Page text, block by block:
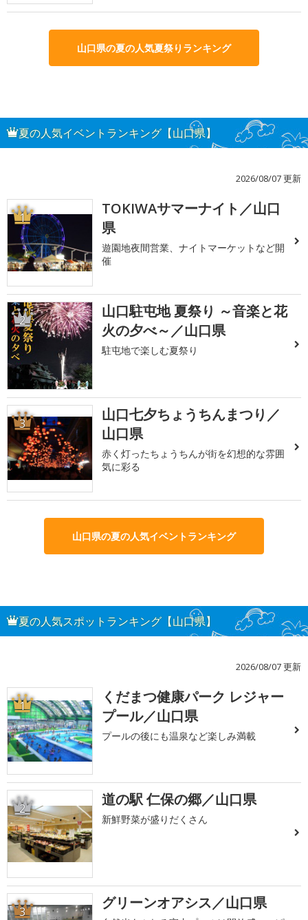
山口県の夏の人気夏祭りランキング
夏の人気イベントランキング【山口県】
2026/08/07 更新
1
TOKIWAサマーナイト／山口
県
遊園地夜間営業、ナイトマーケットなど開
催
2
山口駐屯地 夏祭り ～音楽と花
火の夕べ～／山口県
駐屯地で楽しむ夏祭り
3
山口七夕ちょうちんまつり／
山口県
赤く灯ったちょうちんが街を幻想的な雰囲
気に彩る
山口県の夏の人気イベントランキング
夏の人気スポットランキング【山口県】
2026/08/07 更新
1
くだまつ健康パーク レジャー
プール／山口県
プールの後にも温泉など楽しみ満載
2 道の駅 仁保の郷／山口県
新鮮野菜が盛りだくさん
3 グリーンオアシス／山口県